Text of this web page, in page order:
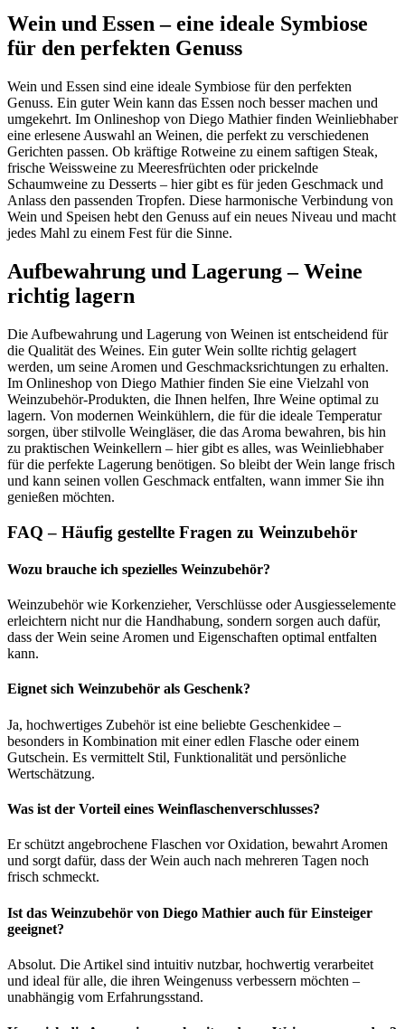
Wein und Essen – eine ideale Symbiose
für den perfekten Genuss
Wein und Essen sind eine ideale Symbiose für den perfekten
Genuss. Ein guter Wein kann das Essen noch besser machen und
umgekehrt. Im Onlineshop von Diego Mathier finden Weinliebhaber
eine erlesene Auswahl an Weinen, die perfekt zu verschiedenen
Gerichten passen. Ob kräftige Rotweine zu einem saftigen Steak,
frische Weissweine zu Meeresfrüchten oder prickelnde
Schaumweine zu Desserts – hier gibt es für jeden Geschmack und
Anlass den passenden Tropfen. Diese harmonische Verbindung von
Wein und Speisen hebt den Genuss auf ein neues Niveau und macht
jedes Mahl zu einem Fest für die Sinne.
Aufbewahrung und Lagerung – Weine
richtig lagern
Die Aufbewahrung und Lagerung von Weinen ist entscheidend für
die Qualität des Weines. Ein guter Wein sollte richtig gelagert
werden, um seine Aromen und Geschmacksrichtungen zu erhalten.
Im Onlineshop von Diego Mathier finden Sie eine Vielzahl von
Weinzubehör-Produkten, die Ihnen helfen, Ihre Weine optimal zu
lagern. Von modernen Weinkühlern, die für die ideale Temperatur
sorgen, über stilvolle Weingläser, die das Aroma bewahren, bis hin
zu praktischen Weinkellern – hier gibt es alles, was Weinliebhaber
für die perfekte Lagerung benötigen. So bleibt der Wein lange frisch
und kann seinen vollen Geschmack entfalten, wann immer Sie ihn
genießen möchten.
FAQ – Häufig gestellte Fragen zu Weinzubehör
Wozu brauche ich spezielles Weinzubehör?
Weinzubehör wie Korkenzieher, Verschlüsse oder Ausgiesselemente
erleichtern nicht nur die Handhabung, sondern sorgen auch dafür,
dass der Wein seine Aromen und Eigenschaften optimal entfalten
kann.
Eignet sich Weinzubehör als Geschenk?
Ja, hochwertiges Zubehör ist eine beliebte Geschenkidee –
besonders in Kombination mit einer edlen Flasche oder einem
Gutschein. Es vermittelt Stil, Funktionalität und persönliche
Wertschätzung.
Was ist der Vorteil eines Weinflaschenverschlusses?
Er schützt angebrochene Flaschen vor Oxidation, bewahrt Aromen
und sorgt dafür, dass der Wein auch nach mehreren Tagen noch
frisch schmeckt.
Ist das Weinzubehör von Diego Mathier auch für Einsteiger
geeignet?
Absolut. Die Artikel sind intuitiv nutzbar, hochwertig verarbeitet
und ideal für alle, die ihren Weingenuss verbessern möchten –
unabhängig vom Erfahrungsstand.